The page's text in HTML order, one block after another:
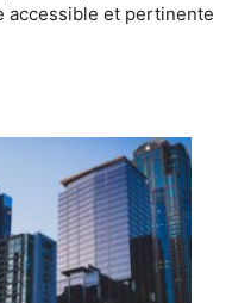
accessible et pertinente